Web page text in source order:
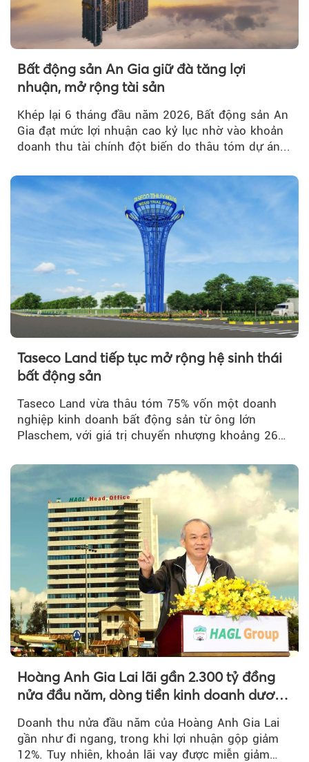
Bất động sản An Gia giữ đà tăng lợi
nhuận, mở rộng tài sản
Khép lại 6 tháng đầu năm 2026, Bất động sản An
Gia đạt mức lợi nhuận cao kỷ lục nhờ vào khoản
doanh thu tài chính đột biến do thâu tóm dự án...
Taseco Land tiếp tục mở rộng hệ sinh thái
bất động sản
Taseco Land vừa thâu tóm 75% vốn một doanh
nghiệp kinh doanh bất động sản từ ông lớn
Plaschem, với giá trị chuyển nhượng khoảng 262
Hoàng Anh Gia Lai lãi gần 2.300 tỷ đồng
nửa đầu năm, dòng tiền kinh doanh dương
Doanh thu nửa đầu năm của Hoàng Anh Gia Lai
gần như đi ngang, trong khi lợi nhuận gộp giảm
12%. Tuy nhiên, khoản lãi vay được miễn giảm